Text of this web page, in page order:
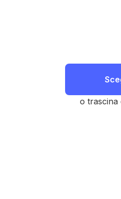
o trascina